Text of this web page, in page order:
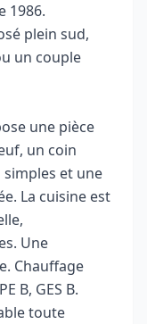
1986.
plein sud,
un couple
une pièce
un coin
et une
La cuisine est
Une
Chauffage
B, GES B.
toute